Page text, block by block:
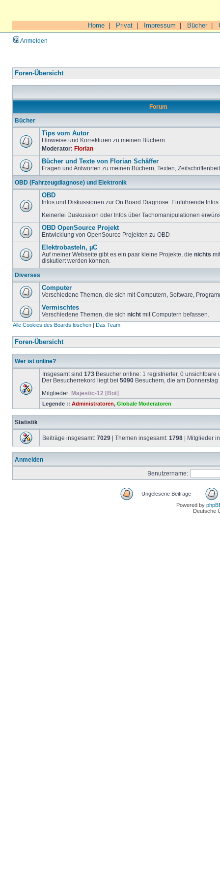
Home Privat Impressum Bücher|
Anmelden
Foren-Übersicht
Forum
Bücher
Tips vom Autor
Hinweise und Korrekturen zu meinen Büchern.
Moderator: Florian
Bücher und Texte von Florian Schäffer
Fragen und Antworten zu meinen Büchern, Texten,
OBD (Fahrzeugdiagnose) und Elektronik
OBD
Infos und Diskussionen zur On Board Diagnose. Einführende
Keinerlei Duskussion oder Infos über Tachomanipulationen
OBD OpenSource Projekt
Entwicklung von OpenSource Projekten zu OBD
Elektrobasteln, µC
Auf meiner Webseite gibt es ein paar kleine Projekte, die nichts
diskutiert werden können.
Diverses
Computer
Verschiedene Themen, die sich mit Computern, Software,
Vermischtes
Verschiedene Themen, die sich nicht mit Computern befassen.
Alle Cookies des Boards löschen | Das Team
Foren-Übersicht
Wer ist online?
Insgesamt sind 173 Besucher online: 1 registrierter, 0
Der Besucherrekord liegt bei 5090 Besuchern, die am
Mitglieder: Majestic-12 [Bot]
Legende :: Administratoren, Globale Moderatoren
Statistik
Beiträge insgesamt: 7029 | Themen insgesamt: 1798 | Mitglieder
Anmelden
Benutzername:
Ungelesene Beiträge
Powered by
Deutsche